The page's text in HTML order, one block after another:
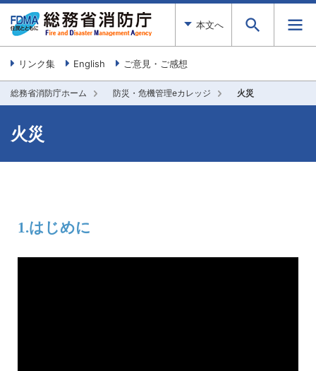
本文へ
リンク集 English ご意見・ご感想
総務省消防庁ホーム 防災・危機管理eカレッジ 火災
火災
1.はじめに